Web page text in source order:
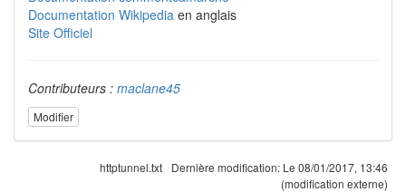
Documentation Wikipedia en anglais
Site Officiel
Contributeurs : maclane45
Modifier
httptunnel.txt Dernière modification: Le 08/01/2017, 13:46
(modification externe)